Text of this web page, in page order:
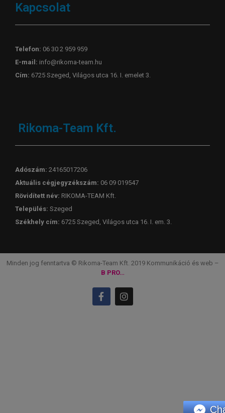
Kapcsolat
Telefon: 06 30 2 959 959
E-mail: info@rikoma-team.hu
Cím: 6725 Szeged, Világos utca 16. I. emelet 3.
Rikoma-Team Kft.
Adószám: 24165017206
Aktuális cégjegyzékszám: 06 09 019547
Rövidített név: RIKOMA-TEAM Kft.
Település: Szeged
Székhely cím: 6725 Szeged, Világos utca 16. I. em. 3.
Minden jog fenntartva © Rikoma-Team Kft. 2019 Kommunikáció és web –
B PRO…